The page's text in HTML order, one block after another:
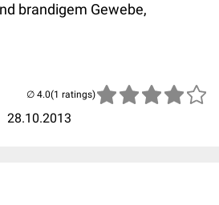
brandigem Gewebe,
28.10.2013
(1 ratings)